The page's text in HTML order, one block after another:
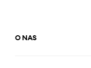
O NAS